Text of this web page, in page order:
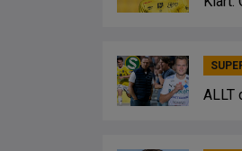
ALLT